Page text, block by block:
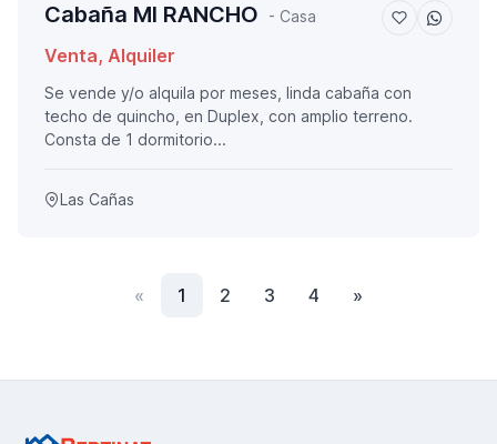
Cabaña MI RANCHO - Casa
Venta, Alquiler
Se vende y/o alquila por meses, linda cabaña con
techo de quincho, en Duplex, con amplio terreno.
Consta de 1 dormitorio...
Las Cañas
« Anterior
1 (actual)
2 3 4 »